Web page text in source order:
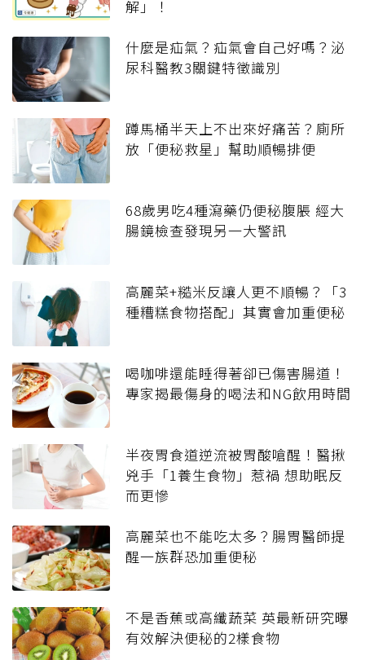
解」！
什麼是疝氣？疝氣會自己好嗎？泌
尿科醫教3關鍵特徵識別
蹲馬桶半天上不出來好痛苦？廁所
放「便秘救星」幫助順暢排便
68歲男吃4種瀉藥仍便秘腹脹 經大
腸鏡檢查發現另一大警訊
高麗菜+糙米反讓人更不順暢？「3
種糟糕食物搭配」其實會加重便秘
喝咖啡還能睡得著卻已傷害腸道！
專家揭最傷身的喝法和NG飲用時間
半夜胃食道逆流被胃酸嗆醒！醫揪
兇手「1養生食物」惹禍 想助眠反
而更慘
高麗菜也不能吃太多？腸胃醫師提
醒一族群恐加重便秘
不是香蕉或高纖蔬菜 英最新研究曝
有效解決便秘的2樣食物